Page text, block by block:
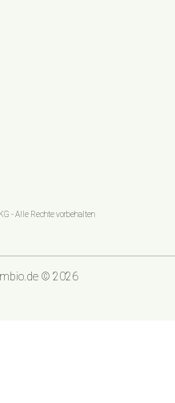
- Alle Rechte vorbehalten
© 2026